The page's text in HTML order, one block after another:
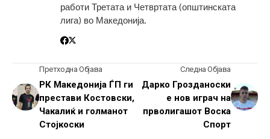
работи Третата и Четвртата (општинската
лига) во Македонија.
Претходна Објава
РК Македонија ЃП ги
престави Костовски,
Чакалиќ и голманот
Стојкоски
Следна Објава
Дарко Грозданоски
е нов играч на
прволигашот Воска
Спорт